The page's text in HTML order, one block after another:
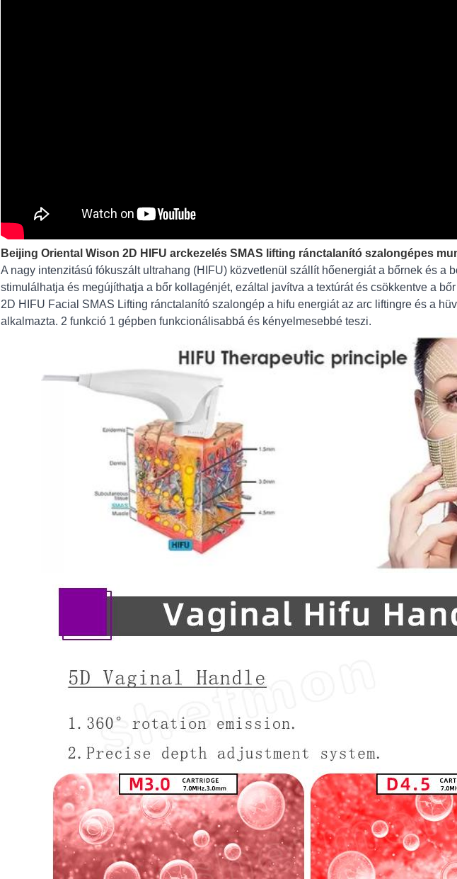
Beijing Oriental Wison 2D HIFU arckezelés SMAS lifting ránctalanító szalongépes
A nagy intenzitású fókuszált ultrahang (HIFU) közvetlenül szállít hőenergiát a bőrnek és a
stimulálhatja és megújíthatja a bőr kollagénjét, ezáltal javítva a textúrát és csökkentve a
2D HIFU Facial SMAS Lifting ránctalanító szalongép a hifu energiát az arc liftingre és a
alkalmazta. 2 funkció 1 gépben funkcionálisabbá és kényelmesebbé teszi.